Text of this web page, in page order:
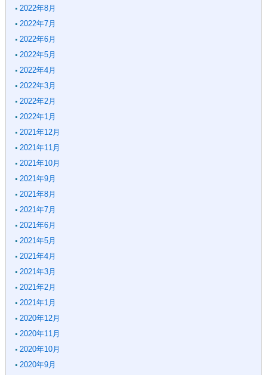
2022年8月
2022年7月
2022年6月
2022年5月
2022年4月
2022年3月
2022年2月
2022年1月
2021年12月
2021年11月
2021年10月
2021年9月
2021年8月
2021年7月
2021年6月
2021年5月
2021年4月
2021年3月
2021年2月
2021年1月
2020年12月
2020年11月
2020年10月
2020年9月